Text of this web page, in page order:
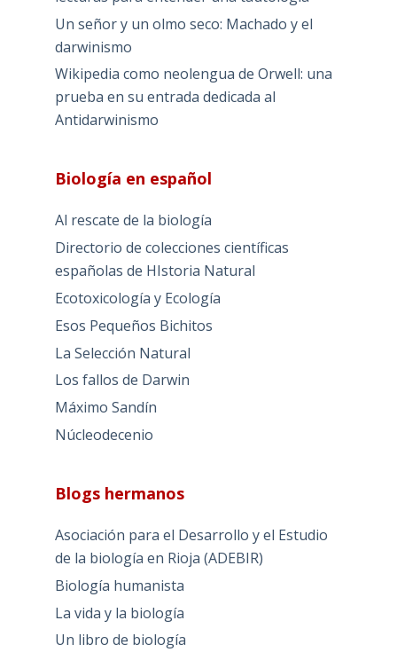
Un señor y un olmo seco: Machado y el
darwinismo
Wikipedia como neolengua de Orwell: una
prueba en su entrada dedicada al
Antidarwinismo
Biología en español
Al rescate de la biología
Directorio de colecciones científicas
españolas de HIstoria Natural
Ecotoxicología y Ecología
Esos Pequeños Bichitos
La Selección Natural
Los fallos de Darwin
Máximo Sandín
Núcleodecenio
Blogs hermanos
Asociación para el Desarrollo y el Estudio
de la biología en Rioja (ADEBIR)
Biología humanista
La vida y la biología
Un libro de biología